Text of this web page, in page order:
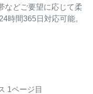
などご要望に応じて柔
時間365日対応可能。
1ページ目